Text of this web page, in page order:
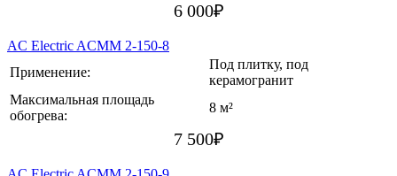
6 000₽
AC Electric ACMM 2-150-8
Применение:
Под плитку, под
керамогранит
Максимальная площадь
обогрева:
8 м²
7 500₽